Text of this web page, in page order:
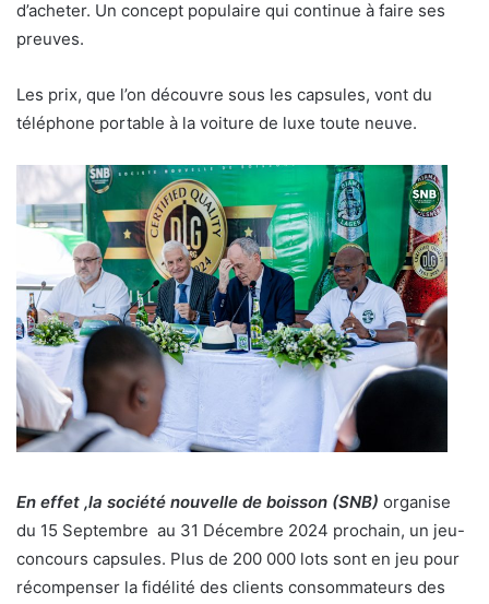
d’acheter. Un concept populaire qui continue à faire ses
preuves.
Les prix, que l’on découvre sous les capsules, vont du
téléphone portable à la voiture de luxe toute neuve.
En effet ,la société nouvelle de boisson (SNB) organise
du 15 Septembre au 31 Décembre 2024 prochain, un jeu-
concours capsules. Plus de 200 000 lots sont en jeu pour
récompenser la fidélité des clients consommateurs des